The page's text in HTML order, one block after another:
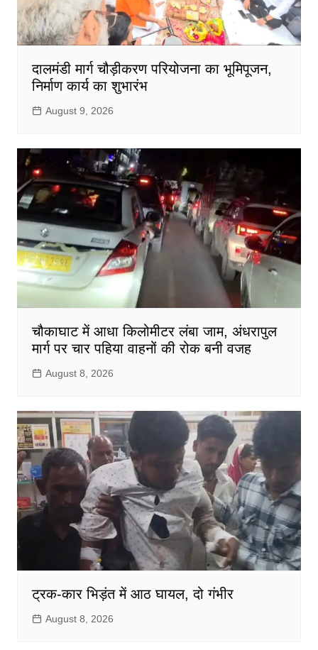
दालमंडी मार्ग चौड़ीकरण परियोजना का भूमिपूजन,
निर्माण कार्य का शुभारंभ
August 9, 2026
चौकाघाट में आधा किलोमीटर लंबा जाम, अंधरापुल
मार्ग पर चार पहिया वाहनों की रोक बनी वजह
August 8, 2026
ट्रक-कार भिड़ंत में आठ घायल, दो गंभीर
August 8, 2026